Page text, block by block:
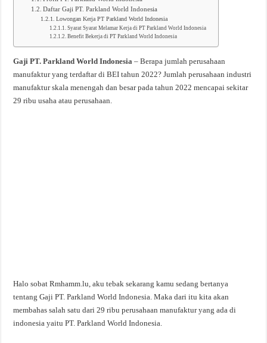
Daftar Gaji PT. Parkland World Indonesia
Lowongan Kerja PT Parkland World Indonesia
Syarat Syarat Melamar Kerja di PT Parkland World Indonesia
Benefit Bekerja di PT Parkland World Indonesia
Gaji PT. Parkland World Indonesia – Berapa jumlah perusahaan
manufaktur yang terdaftar di BEI tahun 2022? Jumlah perusahaan industri
manufaktur skala menengah dan besar pada tahun 2022 mencapai sekitar
29 ribu usaha atau perusahaan.
Halo sobat Rmhamm.lu, aku tebak sekarang kamu sedang bertanya
tentang Gaji PT. Parkland World Indonesia. Maka dari itu kita akan
membahas salah satu dari 29 ribu perusahaan manufaktur yang ada di
indonesia yaitu PT. Parkland World Indonesia.